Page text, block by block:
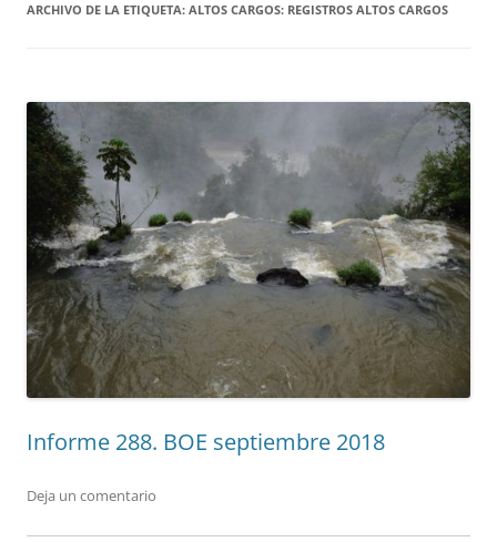
ARCHIVO DE LA ETIQUETA: ALTOS CARGOS: REGISTROS ALTOS CARGOS
Informe 288. BOE septiembre 2018
Deja un comentario